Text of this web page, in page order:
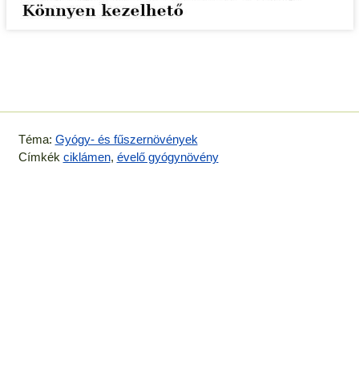
Téma: Gyógy- és fűszernövények
Címkék ciklámen, évelő gyógynövény